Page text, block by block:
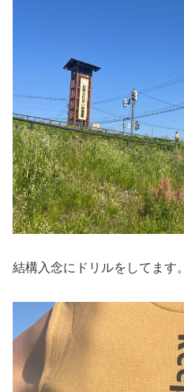
結構入念にドリルをしてます。